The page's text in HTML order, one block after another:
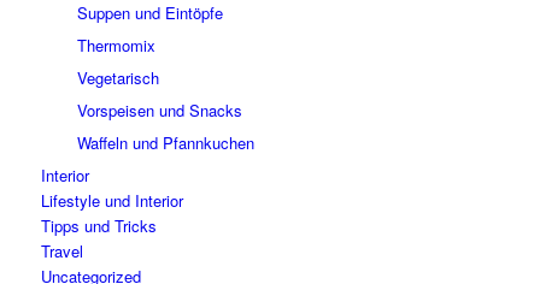
Suppen und Eintöpfe
Thermomix
Vegetarisch
Vorspeisen und Snacks
Waffeln und Pfannkuchen
Interior
Lifestyle und Interior
Tipps und Tricks
Travel
Uncategorized